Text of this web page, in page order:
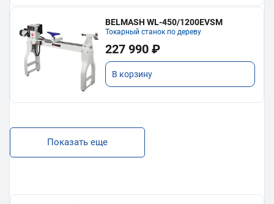
BELMASH WL-450/1200EVSM
Токарный станок по дереву
227 990 ₽
В корзину
Показать еще